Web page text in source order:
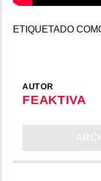
ETIQUETADO
AUTOR
FEAKTIVA